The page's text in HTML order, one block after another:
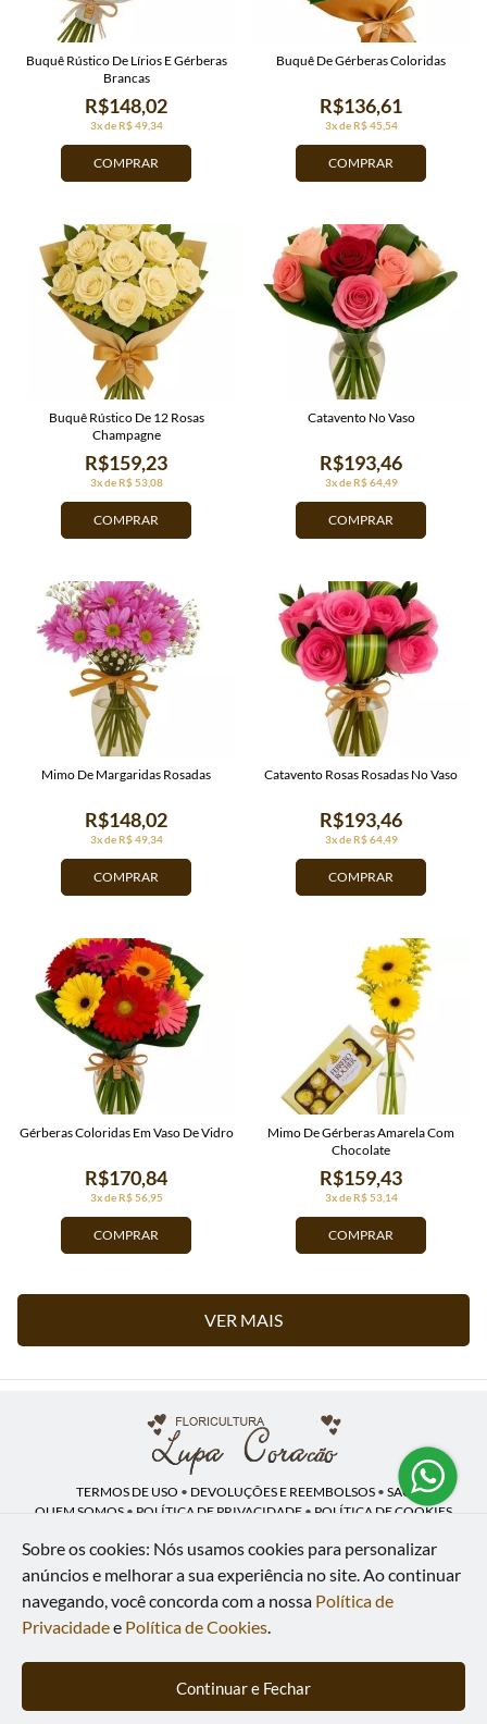
COMPRAR
3x de R$ 49,34
R$148,02
Buquê Rústico De Lírios E Gérberas
Brancas
COMPRAR
3x de R$ 45,54
R$136,61
Buquê De Gérberas Coloridas
COMPRAR
3x de R$ 53,08
R$159,23
Buquê Rústico De 12 Rosas
Champagne
COMPRAR
3x de R$ 64,49
R$193,46
Catavento No Vaso
COMPRAR
3x de R$ 49,34
R$148,02
Mimo De Margaridas Rosadas
COMPRAR
3x de R$ 64,49
R$193,46
Catavento Rosas Rosadas No Vaso
COMPRAR
3x de R$ 56,95
R$170,84
Gérberas Coloridas Em Vaso De Vidro
COMPRAR
3x de R$ 53,14
R$159,43
Mimo De Gérberas Amarela Com
Chocolate
VER MAIS
TERMOS DE USO • DEVOLUÇÕES E REEMBOLSOS • SAC
QUEM SOMOS • POLÍTICA DE PRIVACIDADE • POLÍTICA DE COOKIES
Lupa Coração | CNPJ: 16.883.558/0001-00
Av. Heliópolis, 946 - Lj A - Heliópolis - Belford Roxo - RJ - 26120-300
WhatsApp: (21) 97591-5498 | Telefone: (21) 9 7591-5498
© 2024-2026 - Todos os direitos reservados - Desenvolvido por
Inteligentes
Sobre os cookies: Nós usamos cookies para personalizar
anúncios e melhorar a sua experiência no site.Ao continuar
navegando, você concorda com a nossa Política de
Privacidadee Política de Cookies.
Continuar e Fechar